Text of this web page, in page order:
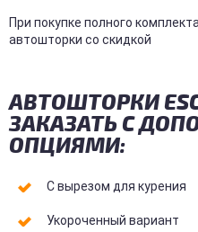
При покупке полного
автошторки со скидкой
АВТОШТОРКИ
ЗАКАЗАТЬ С
ОПЦИЯМИ:
С вырезом для курения
Укороченный вариант